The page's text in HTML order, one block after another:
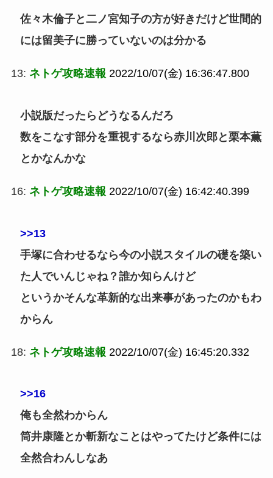
佐々木倫子と二ノ宮知子の方が好きだけど世間的
には留美子に勝っていないのは分かる
13: ネトゲ攻略速報 2022/10/07(金) 16:36:47.800
小説版だったらどうなるんだろ
数をこなす部分を重視するなら赤川次郎と栗本薫
とかなんかな
16: ネトゲ攻略速報 2022/10/07(金) 16:42:40.399
>>13
手塚に合わせるなら今の小説スタイルの礎を築い
た人でいんじゃね？誰か知らんけど
というかそんな革新的な出来事があったのかもわ
からん
18: ネトゲ攻略速報 2022/10/07(金) 16:45:20.332
>>16
俺も全然わからん
筒井康隆とか斬新なことはやってたけど条件には
全然合わんしなあ